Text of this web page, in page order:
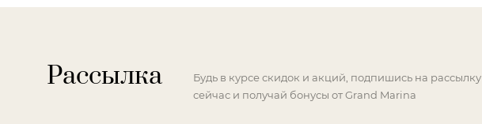
Рассылка
Будь в курсе скидок и акций, подпишись на рассылку
сейчас и получай бонусы от Grand Marina